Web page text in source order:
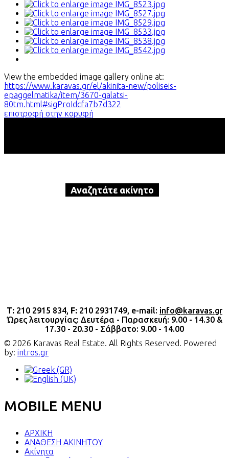
View the embedded image gallery online at:
https://www.karavas.gr/el/akinita-new/poliseis-
epaggelmatika/item/3670-galatsi-
80tm.html#sigProIdcfa7b7d322
επιστροφή στην κορυφή
Αναζητάτε ακίνητο
Τ: 210 2915 834, F: 210 2931749, e-mail: info@karavas.gr
Ώρες λειτουργίας: Δευτέρα - Παρασκευή: 9.00 - 14.30 &
17.30 - 20.30 - Σάββατο: 9.00 - 14.00
© 2026 Karavas Real Estate. All Rights Reserved. Powered
by: intros.gr
MOBILE MENU
ΑΡΧΙΚΗ
ΑΝΑΘΕΣΗ ΑΚΙΝΗΤΟΥ
Ακίνητα